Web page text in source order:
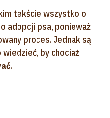
tekście wszystko o
adopcji psa, ponieważ
proces. Jednak są
by chociaż
.